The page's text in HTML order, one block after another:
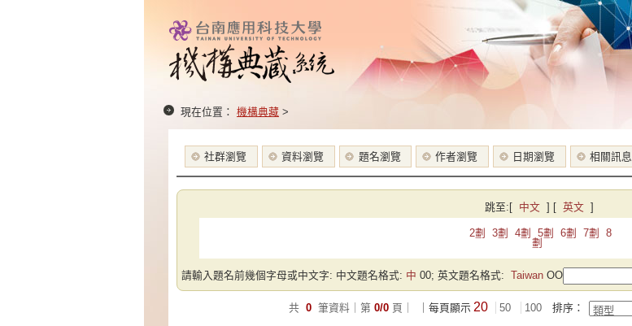
現在位置： 機構典藏 >
社群瀏覽 資料瀏覽 題名瀏覽 作者瀏覽 日期瀏覽 相關訊息
跳至: [ 中文 ] [ 英文 ]
2劃 3劃 4劃 5劃 6劃 7劃
8
劃
請輸入題名前幾個字母或中文字: 中文題名格式: 中 00; 英文題名格式: Taiwan OO
共 0 筆資料｜第 0/0 頁｜ ｜每頁顯示 20 50 100 排序：